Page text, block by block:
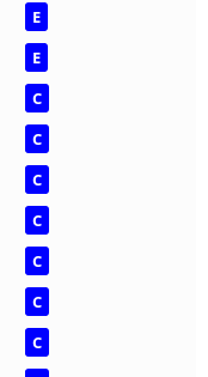
E
E
C
C
C
C
C
C
C